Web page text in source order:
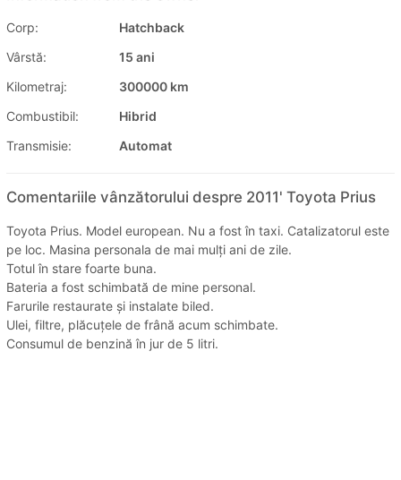
Corp:
Hatchback
Vârstă:
15 ani
Kilometraj:
300000 km
Combustibil:
Hibrid
Transmisie:
Automat
Comentariile vânzătorului despre 2011' Toyota Prius
Toyota Prius. Model european. Nu a fost în taxi. Catalizatorul este
pe loc. Masina personala de mai mulți ani de zile.
Totul în stare foarte buna.
Bateria a fost schimbată de mine personal.
Farurile restaurate și instalate biled.
Ulei, filtre, plăcuțele de frână acum schimbate.
Consumul de benzină în jur de 5 litri.